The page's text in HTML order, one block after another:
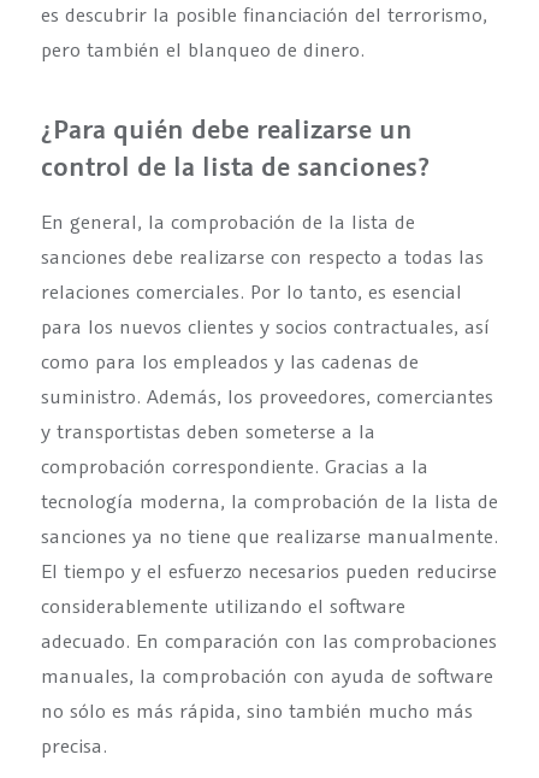
es descubrir la posible financiación del terrorismo,
pero también el blanqueo de dinero.
¿Para quién debe realizarse un
control de la lista de sanciones?
En general, la comprobación de la lista de
sanciones debe realizarse con respecto a todas las
relaciones comerciales. Por lo tanto, es esencial
para los nuevos clientes y socios contractuales, así
como para los empleados y las cadenas de
suministro. Además, los proveedores, comerciantes
y transportistas deben someterse a la
comprobación correspondiente. Gracias a la
tecnología moderna, la comprobación de la lista de
sanciones ya no tiene que realizarse manualmente.
El tiempo y el esfuerzo necesarios pueden reducirse
considerablemente utilizando el software
adecuado. En comparación con las comprobaciones
manuales, la comprobación con ayuda de software
no sólo es más rápida, sino también mucho más
precisa.